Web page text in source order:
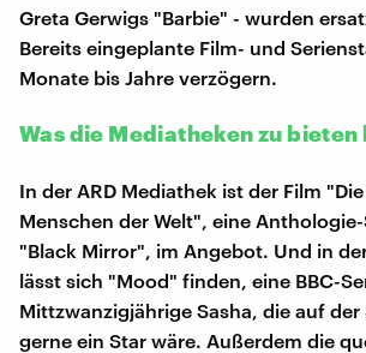
Greta Gerwigs "Barbie" - wurden
Bereits eingeplante Film- und
Monate bis Jahre verzögern.
Was die Mediatheken zu bieten
In der ARD Mediathek ist der Film
Menschen der Welt", eine
"Black Mirror", im Angebot. Und in
lässt sich "Mood" finden, eine BBC-
Mittzwanzigjährige Sasha, die auf
gerne ein Star wäre. Außerdem die